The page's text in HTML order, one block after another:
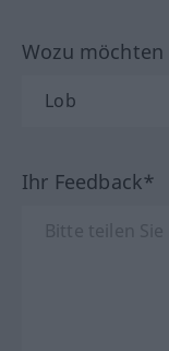
Wozu möchten
Ihr Feedback*